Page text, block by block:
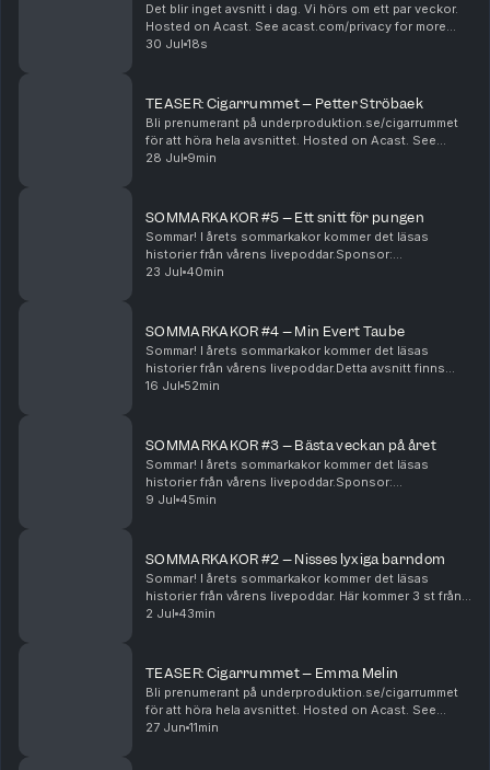
Det blir inget avsnitt i dag. Vi hörs om ett par veckor.
Hosted on Acast. See acast.com/privacy for more
information.
30 Jul 18s
TEASER: Cigarrummet – Petter Ströbaek
Bli prenumerant på underproduktion.se/cigarrummet
för att höra hela avsnittet. Hosted on Acast. See
acast.com/privacy for more information.
28 Jul 9min
SOMMARKAKOR #5 – Ett snitt för pungen
Sommar! I årets sommarkakor kommer det läsas
historier från vårens livepoddar.Sponsor:
LundgrensDetta avsnitt finns också filmat på YouTube!
23 Jul 40min
SOMMARKAKOR #4 – Min Evert Taube
Sommar! I årets sommarkakor kommer det läsas
historier från vårens livepoddar.Detta avsnitt finns
också filmat på YouTube!
16 Jul 52min
SOMMARKAKOR #3 – Bästa veckan på året
Sommar! I årets sommarkakor kommer det läsas
historier från vårens livepoddar.Sponsor:
LundgrensDetta avsnitt finns också filmat på YouTube!
9 Jul 45min
SOMMARKAKOR #2 – Nisses lyxiga barndom
Sommar! I årets sommarkakor kommer det läsas
historier från vårens livepoddar. Här kommer 3 st från
Skellefteå och 3 st från Malmö!Detta avsnitt finns
2 Jul 43min
TEASER: Cigarrummet – Emma Melin
Bli prenumerant på underproduktion.se/cigarrummet
för att höra hela avsnittet. Hosted on Acast. See
acast.com/privacy for more information.
27 Jun 11min